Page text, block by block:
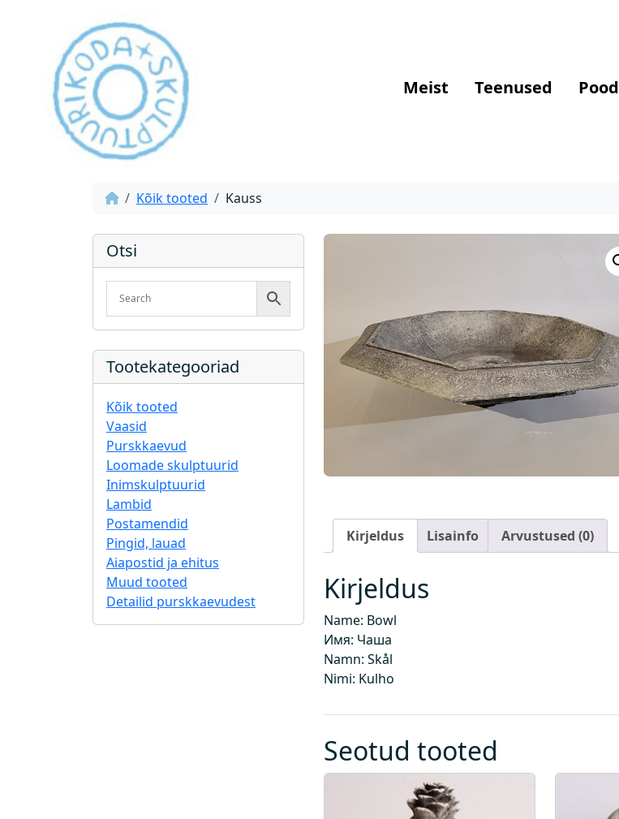
Meist Teenused Pood
Kõik tooted Kauss
Otsi
Tootekategooriad
Kõik tooted
Vaasid
Purskkaevud
Loomade skulptuurid
Inimskulptuurid
Lambid
Postamendid
Pingid, lauad
Aiapostid ja ehitus
Muud tooted
Detailid purskkaevudest
Kirjeldus Lisainfo Arvustused (0)
Kirjeldus
Name: Bowl
Имя: Чаша
Namn: Skål
Nimi: Kulho
Seotud tooted